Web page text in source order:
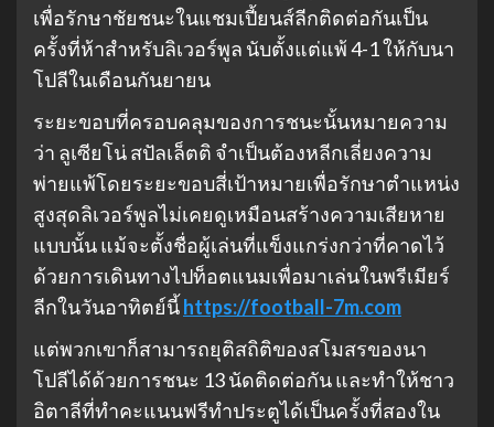
เพื่อรักษาชัยชนะในแชมเปี้ยนส์ลีกติดต่อกันเป็น
ครั้งที่ห้าสำหรับลิเวอร์พูล นับตั้งแต่แพ้ 4-1 ให้กับนา
โปลีในเดือนกันยายน
ระยะขอบที่ครอบคลุมของการชนะนั้นหมายความ
ว่า ลูเซียโน่ สปัลเล็ตติ จำเป็นต้องหลีกเลี่ยงความ
พ่ายแพ้โดยระยะขอบสี่เป้าหมายเพื่อรักษาตำแหน่ง
สูงสุดลิเวอร์พูลไม่เคยดูเหมือนสร้างความเสียหาย
แบบนั้น แม้จะตั้งชื่อผู้เล่นที่แข็งแกร่งกว่าที่คาดไว้
ด้วยการเดินทางไปท็อตแนมเพื่อมาเล่นในพรีเมียร์
ลีกในวันอาทิตย์นี้https://football-7m.com
แต่พวกเขาก็สามารถยุติสถิติของสโมสรของนา
โปลีได้ด้วยการชนะ 13 นัดติดต่อกัน และทำให้ชาว
อิตาลีที่ทำคะแนนฟรีทำประตูได้เป็นครั้งที่สองใน